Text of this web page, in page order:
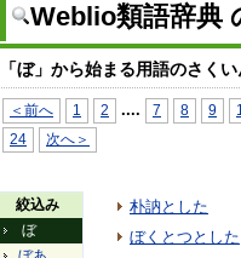
Weblio類語辞典
「ぼ」から始まる用語のさく
＜前へ 1 2 .... 7 8 9
24
次へ＞
絞込み
ぼ
朴訥とした
ぼくとつとした